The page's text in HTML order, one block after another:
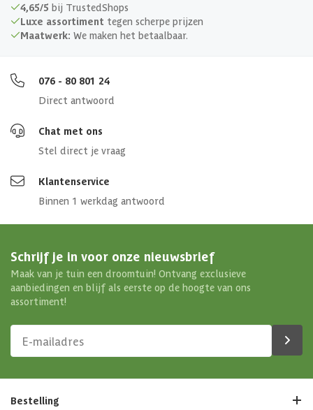
4,65/5 bij TrustedShops
Luxe assortiment tegen scherpe prijzen
Maatwerk: We maken het betaalbaar.
076 - 80 801 24
Direct antwoord
Chat met ons
Stel direct je vraag
Klantenservice
Binnen 1 werkdag antwoord
Schrijf je in voor onze nieuwsbrief
Maak van je tuin een droomtuin! Ontvang exclusieve
aanbiedingen en blijf als eerste op de hoogte van ons
assortiment!
Bestelling